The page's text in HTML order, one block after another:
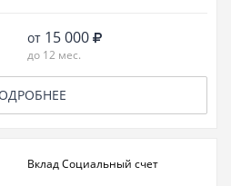
от 15 000
до 12 мес.
Вклад Социальный счет